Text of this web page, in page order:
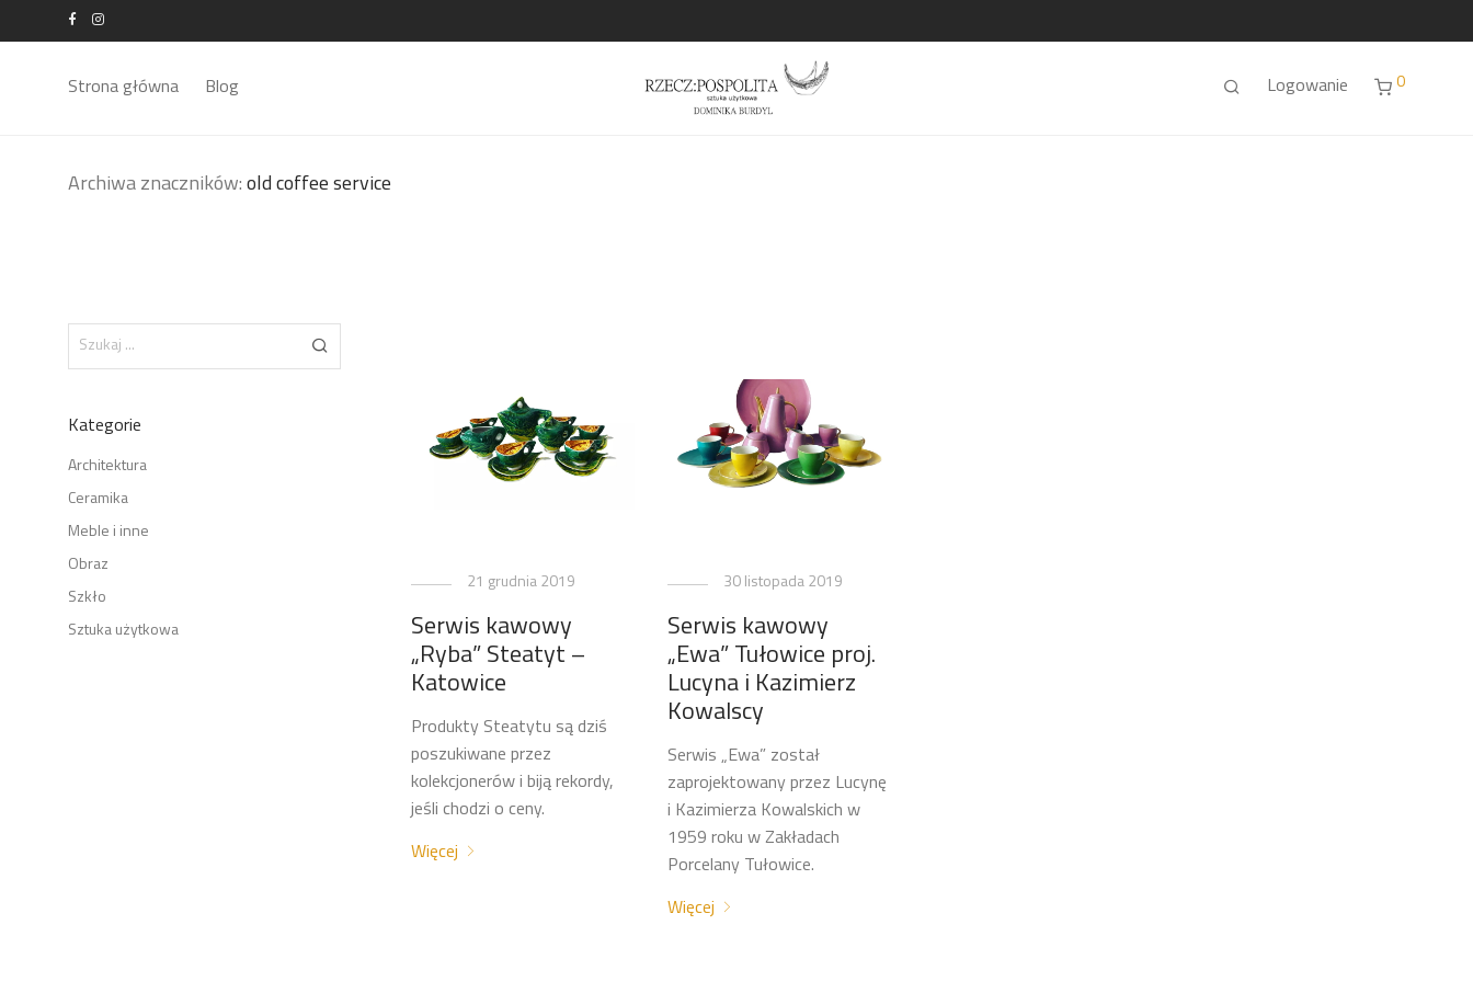
Strona główna Blog Logowanie 0
Archiwa znaczników: old coffee service
21 grudnia 2019
Serwis kawowy
„Ryba” Steatyt –
Katowice
Produkty Steatytu są dziś
poszukiwane przez
kolekcjonerów i biją rekordy,
jeśli chodzi o ceny.
Więcej
30 listopada 2019
Serwis kawowy
„Ewa” Tułowice proj.
Lucyna i Kazimierz
Kowalscy
Serwis „Ewa” został
zaprojektowany przez Lucynę
i Kazimierza Kowalskich w
1959 roku w Zakładach
Porcelany Tułowice.
Więcej
Kategorie
Architektura
Ceramika
Meble i inne
Obraz
Szkło
Sztuka użytkowa